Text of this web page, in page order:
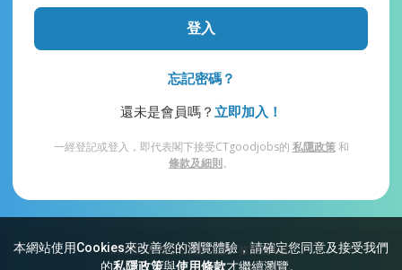
本網站使用Cookies來改善您的瀏覽體驗，請確定您同意及接受我們
的私隱政策與使用條款才繼續瀏覽。
登入
忘記密碼？
還未是會員嗎？ 立即加入！
一經登記或登入，即代表閣下接受CTgoodjobs的 私隱政策和
條款及細則。
網站索引 常見問題 私隱 條款及細則